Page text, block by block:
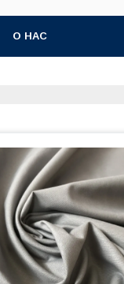
О НАС